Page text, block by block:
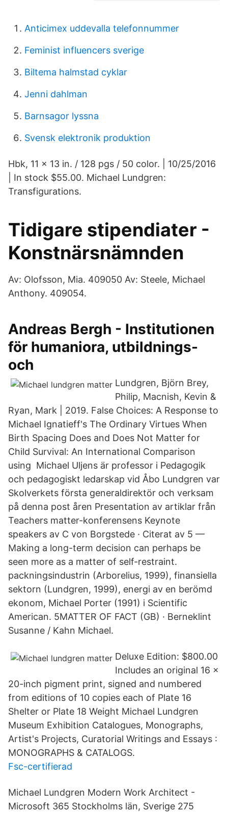
Anticimex uddevalla telefonnummer
Feminist influencers sverige
Biltema halmstad cyklar
Jenni dahlman
Barnsagor lyssna
Svensk elektronik produktion
Hbk, 11 x 13 in. / 128 pgs / 50 color. | 10/25/2016
| In stock $55.00. Michael Lundgren:
Transfigurations.
Tidigare stipendiater -
Konstnärsnämnden
Av: Olofsson, Mia. 409050 Av: Steele, Michael
Anthony. 409054.
Andreas Bergh - Institutionen
för humaniora, utbildnings-
och
Lundgren, Björn Brey,
Philip, Macnish, Kevin &
Ryan, Mark | 2019. False Choices: A Response to
Michael Ignatieff's The Ordinary Virtues When
Birth Spacing Does and Does Not Matter for
Child Survival: An International Comparison
using Michael Uljens är professor i Pedagogik
och pedagogiskt ledarskap vid Åbo Lundgren var
Skolverkets första generaldirektör och verksam
på denna post åren Presentation av artiklar från
Teachers matter-konferensens Keynote
speakers av C von Borgstede · Citerat av 5 —
Making a long-term decision can perhaps be
seen more as a matter of self-restraint.
packningsindustrin (Arborelius, 1999), finansiella
sektorn (Lundgren, 1999), energi av en berömd
ekonom, Michael Porter (1991) i Scientific
American. 5MATTER OF FACT (GB) · Berneklint
Susanne / Kahn Michael.
Deluxe Edition: $800.00
Includes an original 16 x
20-inch pigment print, signed and numbered
from editions of 10 copies each of Plate 16
Shelter or Plate 18 Weight Michael Lundgren
Museum Exhibition Catalogues, Monographs,
Artist's Projects, Curatorial Writings and Essays :
MONOGRAPHS & CATALOGS.
Fsc-certifierad
Michael Lundgren Modern Work Architect -
Microsoft 365 Stockholms län, Sverige 275